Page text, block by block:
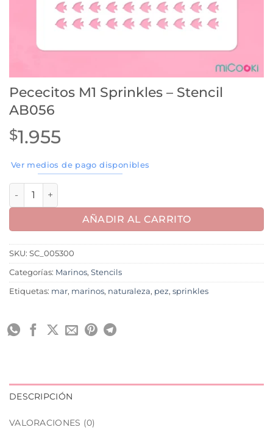
Pececitos M1 Sprinkles – Stencil
AB056
$1.955
Ver medios de pago disponibles
Pececitos M1 Sprinkles - Stencil AB056 cantidad
AÑADIR AL CARRITO
SKU: SC_005300
Categorías: Marinos, Stencils
Etiquetas: mar, marinos, naturaleza, pez, sprinkles
DESCRIPCIÓN
VALORACIONES (0)